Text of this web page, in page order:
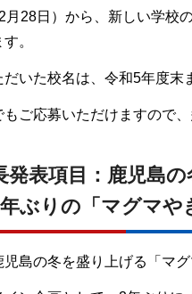
月28日）から、新しい学校
。
だいた校名は、令和5年度末
もご応募いただけますので
発表項目：鹿児島
年ぶりの「マグマ
児島の冬を盛り上げる「マ